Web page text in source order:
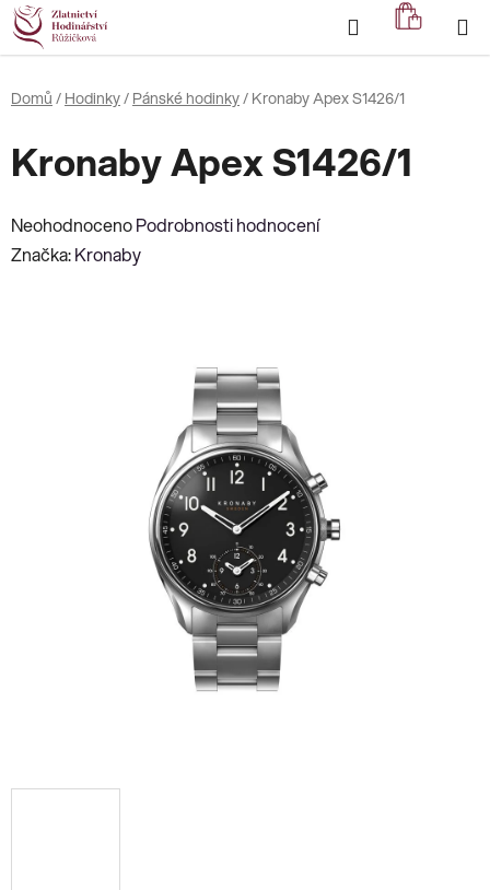
Přejít
na
obsah
Hledat
KOŠÍK
Domů / Hodinky/ Pánské hodinky/ Kronaby Apex S1426/1
Kronaby Apex S1426/1
Průměrné
hodnocení
NeohodnocenoPodrobnosti hodnocení
Značka:Kronaby